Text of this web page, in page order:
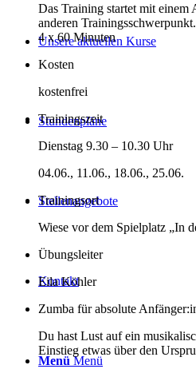
Unsere aktuellen Kurse
Stundenpläne
Stellenangebote
Kontakt
Menü Menü
Das Training startet mit
anderen
4 x 60 Minuten
Kosten
kostenfrei
Trainingszeit
Dienstag 9.30 – 10.30 Uhr
04.06., 11.06., 18.06., 25.06.
Trainingsort
Wiese vor dem Spielplatz „In
Übungsleiter
Eila Köhler
Zumba für absolute
Du hast Lust auf ein
Einstieg etwas über den